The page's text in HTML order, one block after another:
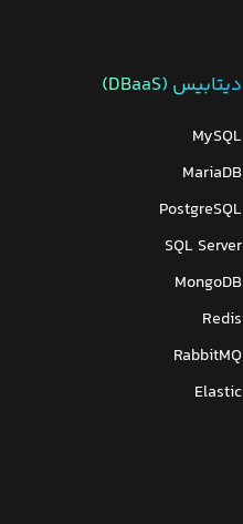
دیتابیس‌ (DBaaS)
MySQL
MariaDB
PostgreSQL
SQL Server
MongoDB
Redis
RabbitMQ
Elastic